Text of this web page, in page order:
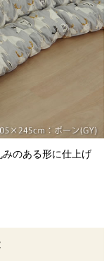
のある形に仕上げ